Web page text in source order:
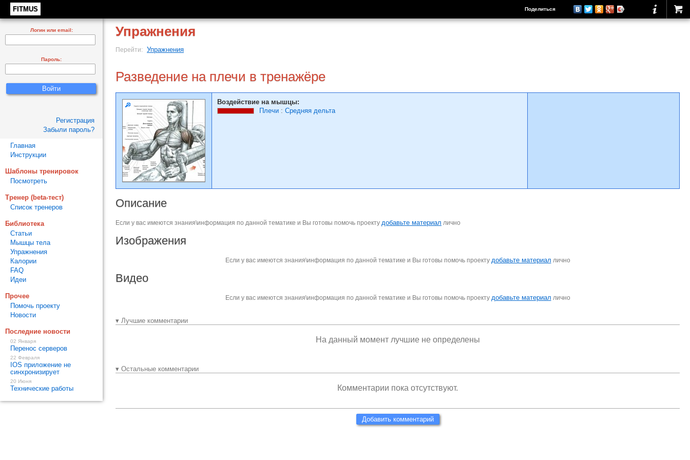
FITMUS Поделиться
Упражнения
Перейти: Упражнения
Разведение на плечи в тренажёре
Воздействие на мышцы:
Плечи : Средняя дельта
Описание
Если у вас имеются знания\информация по данной тематике и Вы готовы помочь проекту добавьте материал лично
Изображения
Если у вас имеются знания\информация по данной тематике и Вы готовы помочь проекту добавьте материал лично
Видео
Если у вас имеются знания\информация по данной тематике и Вы готовы помочь проекту добавьте материал лично
▾ Лучшие комментарии
На данный момент лучшие не определены
▾ Остальные комментарии
Комментарии пока отсутствуют.
Добавить комментарий
Логин или email:
Пароль:
Регистрация
Забыли пароль?
Главная
Инструкции
Шаблоны тренировок
Посмотреть
Тренер (beta-тест)
Список тренеров
Библиотека
Статьи
Мышцы тела
Упражнения
Калории
FAQ
Идеи
Прочее
Помочь проекту
Новости
Последние новости
02 Января
Перенос серверов
22 Февраля
IOS приложение не
синхронизирует
20 Июня
Технические работы